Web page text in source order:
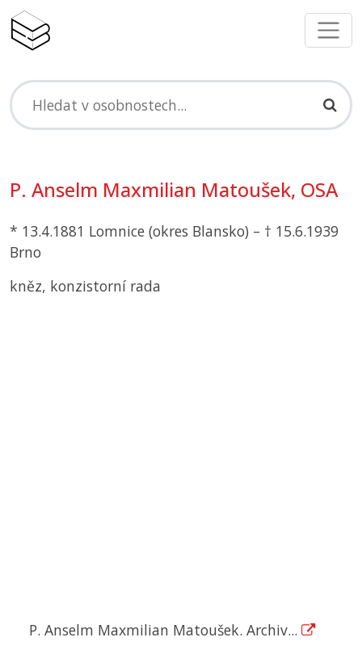
P. Anselm Maxmilian Matoušek, OSA
* 13.4.1881 Lomnice (okres Blansko) – † 15.6.1939
Brno
kněz, konzistorní rada
P. Anselm Maxmilian Matoušek. Archiv...